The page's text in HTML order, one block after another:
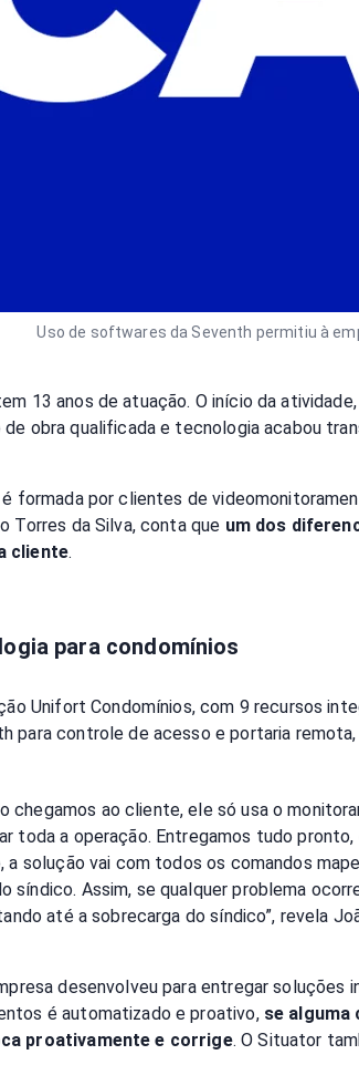
Uso de softwares da Seventh permitiu à
13 anos de atuação. O início da
obra qualificada e tecnologia acabou
é formada por clientes de
Torres da Silva, conta que um dos
cliente.
para condomínios
Unifort Condomínios, com 9 recursos
para controle de acesso e portaria
chegamos ao cliente, ele só usa o
toda a operação. Entregamos tudo
a solução vai com todos os comandos
síndico. Assim, se qualquer problema
até a sobrecarga do síndico”, revela
desenvolveu para entregar
é automatizado e proativo, se alguma
proativamente e corrige. O Situator